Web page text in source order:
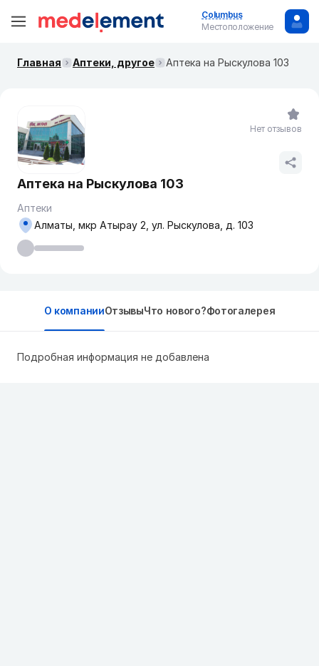
Columbus
Местоположение
Главная Аптеки, другое Аптека на Рыскулова 103
Аптека на Рыскулова 103
Аптеки
Алматы, мкр Атырау 2, ул. Рыскулова, д. 103
Нет отзывов
О компанииОтзывыЧто нового?Фотогалерея
Подробная информация не добавлена